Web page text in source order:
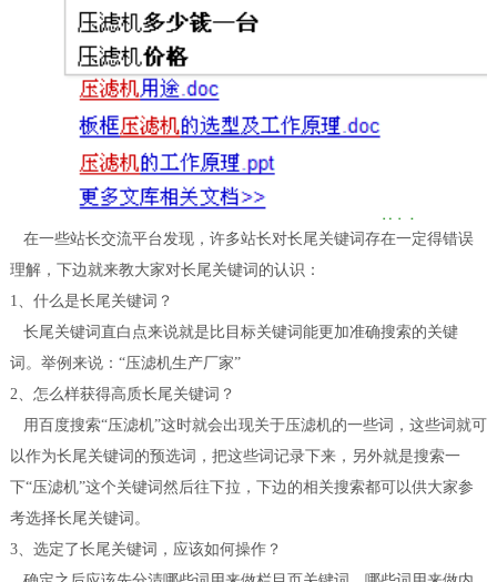
在一些站长交流平台发现，许多站长对长尾关键词存在一定得错误
理解，下边就来教大家对长尾关键词的认识：
1、什么是长尾关键词？
长尾关键词直白点来说就是比目标关键词能更加准确搜索的关键
词。举例来说：“压滤机生产厂家”
2、怎么样获得高质长尾关键词？
用百度搜索“压滤机”这时就会出现关于压滤机的一些词，这些词就可
以作为长尾关键词的预选词，把这些词记录下来，另外就是搜索一
下“压滤机”这个关键词然后往下拉，下边的相关搜索都可以供大家参
考选择长尾关键词。
3、选定了长尾关键词，应该如何操作？